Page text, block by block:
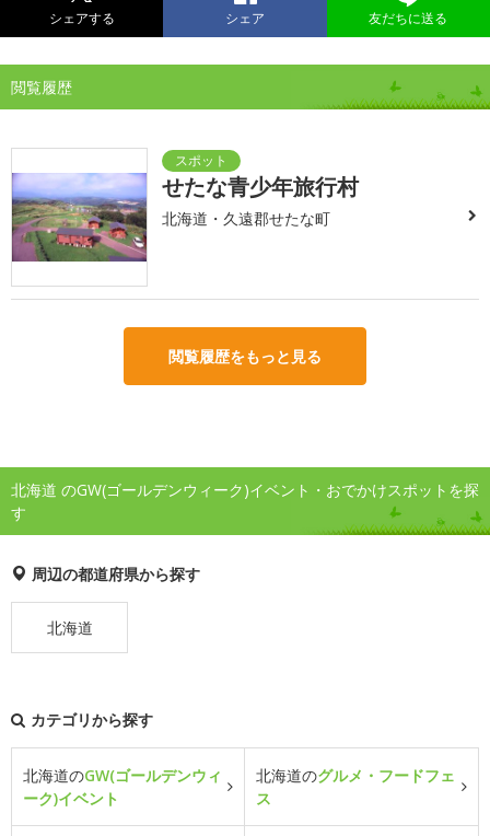
シェアする シェア 友だちに送る
閲覧履歴
せたな青少年旅行村
北海道・久遠郡せたな町
閲覧履歴をもっと見る
北海道 のGW(ゴールデンウィーク)イベント・おでかけスポットを探
す
周辺の都道府県から探す
北海道
カテゴリから探す
北海道のGW(ゴールデンウィ
ーク)イベント
北海道のグルメ・フードフェ
ス